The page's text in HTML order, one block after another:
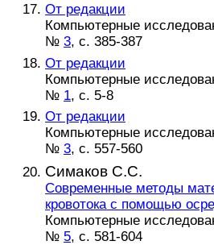
От редакции
Компьютерные
№ 3, с. 385-387
От редакции
Компьютерные
№ 1, с. 5-8
От редакции
Компьютерные
№ 3, с. 557-560
Симаков С.С.
Современные методы
кровотока c помощью
Компьютерные
№ 5, с. 581-604